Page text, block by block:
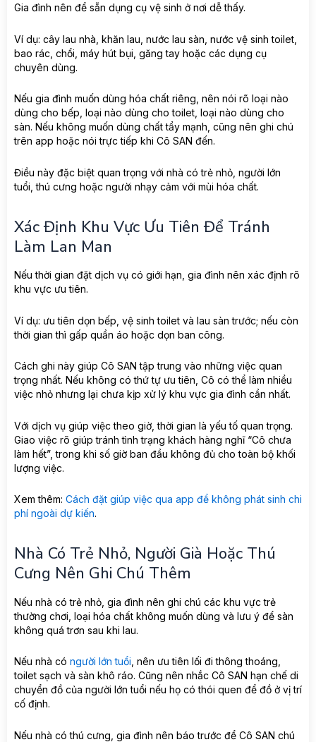
Gia đình nên để sẵn dụng cụ vệ sinh ở nơi dễ thấy.
Ví dụ: cây lau nhà, khăn lau, nước lau sàn, nước vệ sinh toilet,
bao rác, chổi, máy hút bụi, găng tay hoặc các dụng cụ
chuyên dùng.
Nếu gia đình muốn dùng hóa chất riêng, nên nói rõ loại nào
dùng cho bếp, loại nào dùng cho toilet, loại nào dùng cho
sàn. Nếu không muốn dùng chất tẩy mạnh, cũng nên ghi chú
trên app hoặc nói trực tiếp khi Cô SAN đến.
Điều này đặc biệt quan trọng với nhà có trẻ nhỏ, người lớn
tuổi, thú cưng hoặc người nhạy cảm với mùi hóa chất.
Xác Định Khu Vực Ưu Tiên Để Tránh
Làm Lan Man
Nếu thời gian đặt dịch vụ có giới hạn, gia đình nên xác định rõ
khu vực ưu tiên.
Ví dụ: ưu tiên dọn bếp, vệ sinh toilet và lau sàn trước; nếu còn
thời gian thì gấp quần áo hoặc dọn ban công.
Cách ghi này giúp Cô SAN tập trung vào những việc quan
trọng nhất. Nếu không có thứ tự ưu tiên, Cô có thể làm nhiều
việc nhỏ nhưng lại chưa kịp xử lý khu vực gia đình cần nhất.
Với dịch vụ giúp việc theo giờ, thời gian là yếu tố quan trọng.
Giao việc rõ giúp tránh tình trạng khách hàng nghĩ “Cô chưa
làm hết”, trong khi số giờ ban đầu không đủ cho toàn bộ khối
lượng việc.
Xem thêm: Cách đặt giúp việc qua app để không phát sinh chi
phí ngoài dự kiến.
Nhà Có Trẻ Nhỏ, Người Già Hoặc Thú
Cưng Nên Ghi Chú Thêm
Nếu nhà có trẻ nhỏ, gia đình nên ghi chú các khu vực trẻ
thường chơi, loại hóa chất không muốn dùng và lưu ý để sàn
không quá trơn sau khi lau.
Nếu nhà có người lớn tuổi , nên ưu tiên lối đi thông thoáng,
toilet sạch và sàn khô ráo. Cũng nên nhắc Cô SAN hạn chế di
chuyển đồ của người lớn tuổi nếu họ có thói quen để đồ ở vị trí
cố định.
Nếu nhà có thú cưng, gia đình nên báo trước để Cô SAN chú